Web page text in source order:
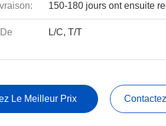
150-180 jours ont ensuite
L/C, T/T
Le Meilleur Prix